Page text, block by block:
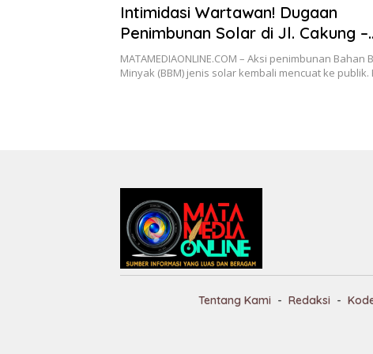
Intimidasi Wartawan! Dugaan
Penimbunan Solar di Jl. Cakung –
Cilincing Raya Disorot
MATAMEDIAONLINE.COM – Aksi penimbunan Bahan
Minyak (BBM) jenis solar kembali mencuat ke
Tentang Kami Redaksi